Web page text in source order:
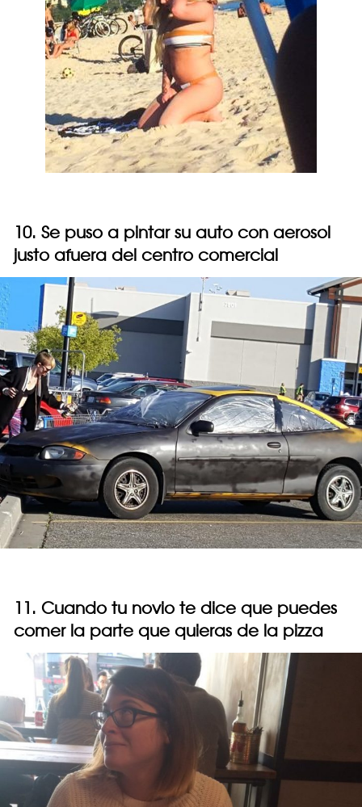
10. Se puso a pintar su auto con aerosol
justo afuera del centro comercial
11. Cuando tu novio te dice que puedes
comer la parte que quieras de la pizza